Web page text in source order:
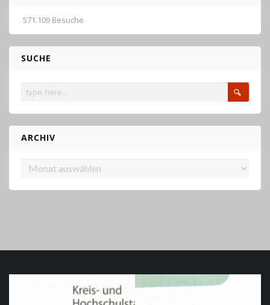
571.109 Besuche
SUCHE
ARCHIV
Archiv